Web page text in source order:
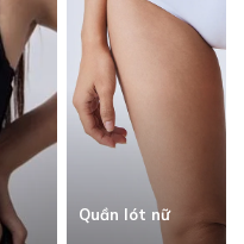
Quần lót nữ